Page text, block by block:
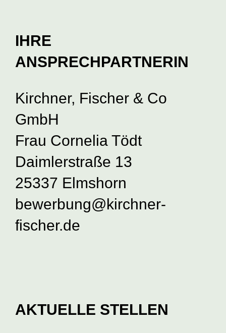
IHRE
ANSPRECHPARTNERIN
Kirchner, Fischer & Co
GmbH
Frau Cornelia Tödt
Daimlerstraße 13
25337 Elmshorn
bewerbung@kirchner-
fischer.de
AKTUELLE STELLEN